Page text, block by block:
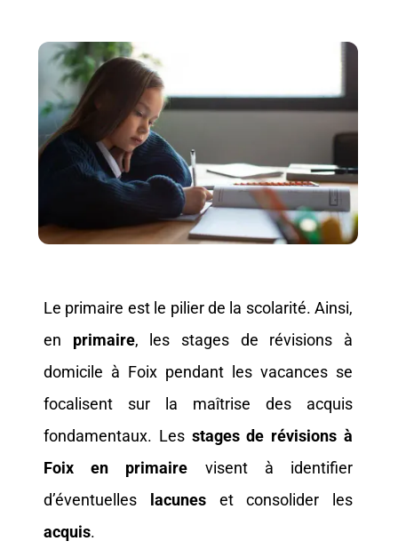
Le primaire est le pilier de la scolarité. Ainsi,
en primaire, les
stages de révisions à
domicile à Foix pendant les vacances se
focalisent sur la maîtrise des acquis
fondamentaux. Les stages de révisions à
Foix en primaire visent à identifier
d’éventuelles
lacunes et consolider les
acquis.